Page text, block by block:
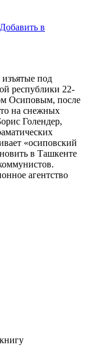
Добавить в
под
республики 22-
Осиповым, после
на снежных
Голендер,
«осиповский
в Ташкенте
агентство